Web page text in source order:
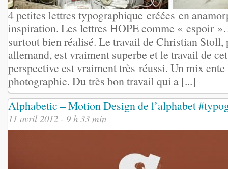
4 petites lettres typographique créées en
inspiration. Les lettres HOPE comme « espoir
surtout bien réalisé. Le travail de Christian Stoll,
allemand, est vraiment superbe et le travail de
perspective est vraiment très réussi. Un mix
photographie. Du très bon travail qui a [...]
Alphabetic – Motion Design de l’alphabet
11 avril 2012 - 9 h 33 min